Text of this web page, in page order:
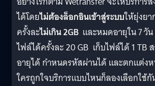
ได้โดยไม่ต้องล็อกอินเข้าสู่ระบบให้ยุ่งย
ครั้งละไม่เกิน 2GB และหมดอายุใน 7 วั
ไฟล์ได้ครั้งละ 20 GB เก็บไฟล์ได้ 1 TB
อายุได้ กำหนดรหัสผ่านได้ และตกแต่ง
ใครถูกใจบริการแบบไหนก็ลองเลือกใช้